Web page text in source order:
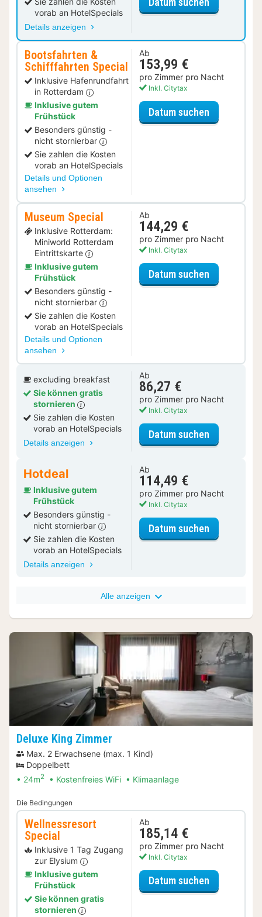
vorab an HotelSpecials
Details anzeigen
Bootsfahrten &
Schifffahrten Special
Inklusive Hafenrundfahrt
in Rotterdam
Inklusive gutem
Frühstück
Besonders günstig -
nicht stornierbar
Sie zahlen die Kosten
vorab an HotelSpecials
Details und Optionen
ansehen
Ab
153,99 €
pro Zimmer pro Nacht
Inkl. Citytax
Datum suchen
Museum Special
Inklusive Rotterdam:
Miniworld Rotterdam
Eintrittskarte
Inklusive gutem
Frühstück
Besonders günstig -
nicht stornierbar
Sie zahlen die Kosten
vorab an HotelSpecials
Details und Optionen
ansehen
Ab
144,29 €
pro Zimmer pro Nacht
Inkl. Citytax
Datum suchen
excluding breakfast
Sie können gratis
stornieren
Sie zahlen die Kosten
vorab an HotelSpecials
Details anzeigen
Ab
86,27 €
pro Zimmer pro Nacht
Inkl. Citytax
Datum suchen
Hotdeal
Inklusive gutem
Frühstück
Besonders günstig -
nicht stornierbar
Sie zahlen die Kosten
vorab an HotelSpecials
Details anzeigen
Ab
114,49 €
pro Zimmer pro Nacht
Inkl. Citytax
Datum suchen
Alle anzeigen
Deluxe King Zimmer
Max. 2 Erwachsene (max. 1 Kind)
Doppelbett
24m2 Kostenfreies WiFi Klimaanlage
Die Bedingungen
Wellnessresort
Special
Inklusive 1 Tag Zugang
zur Elysium
Inklusive gutem
Frühstück
Sie können gratis
stornieren
Ab
185,14 €
pro Zimmer pro Nacht
Inkl. Citytax
Datum suchen